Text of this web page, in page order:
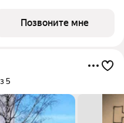
близости от новой
Позвоните мне
5